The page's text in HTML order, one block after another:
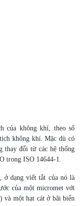
của không khí, theo số
không khí. Mặc dù có
thay đổi từ các hệ thống
trong ISO 14644-1.
ở dạng viết tắt của nó là
của một micromet với
và một hạt cát ở bãi biển